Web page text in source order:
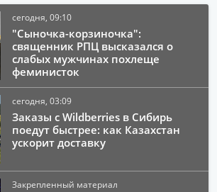
сегодня, 09:10
"Сыночка-корзиночка":
священник РПЦ высказался о
слабых мужчинах похлеще
феминисток
сегодня, 03:09
Заказы с Wildberries в Сибирь
поедут быстрее: как Казахстан
ускорит доставку
Закрепленный материал